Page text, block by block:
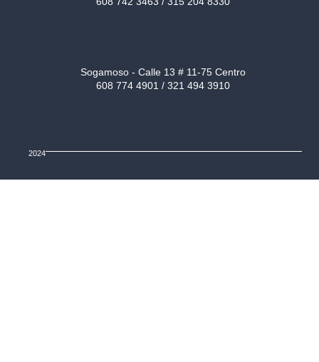
Sogamoso - Calle 13 # 11-75 Centro
608 774 4901 / 321 494 3910
2024